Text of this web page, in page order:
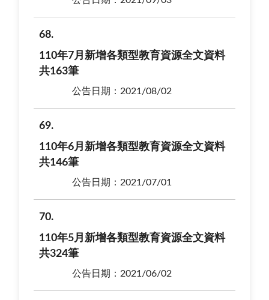
68
110年7月新增各類型教育資源全文資料
共163筆
公告日期：2021/08/02
69
110年6月新增各類型教育資源全文資料
共146筆
公告日期：2021/07/01
70
110年5月新增各類型教育資源全文資料
共324筆
公告日期：2021/06/02